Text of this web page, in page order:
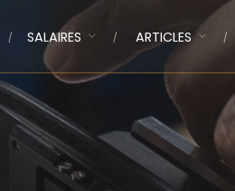
SALAIRES ARTICLES